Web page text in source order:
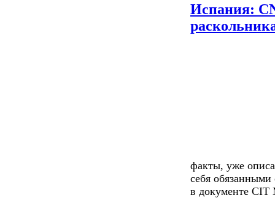
Испания:
факты, уже
себя
в документе CIT